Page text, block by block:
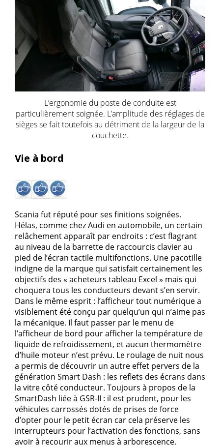
L’ergonomie du poste de conduite est
particulièrement soignée. L’amplitude des réglages de
sièges se fait toutefois au détriment de la largeur de la
couchette.
Vie à bord
Scania fut réputé pour ses finitions soignées.
Hélas, comme chez Audi en automobile, un certain
relâchement apparaît par endroits : c’est flagrant
au niveau de la barrette de raccourcis clavier au
pied de l’écran tactile multifonctions. Une pacotille
indigne de la marque qui satisfait certainement les
objectifs des « acheteurs tableau Excel » mais qui
choquera tous les conducteurs devant s’en servir.
Dans le même esprit : l’afficheur tout numérique a
visiblement été conçu par quelqu’un qui n’aime pas
la mécanique. Il faut passer par le menu de
l’afficheur de bord pour afficher la température de
liquide de refroidissement, et aucun thermomètre
d’huile moteur n’est prévu. Le roulage de nuit nous
a permis de découvrir un autre effet pervers de la
génération Smart Dash : les reflets des écrans dans
la vitre côté conducteur. Toujours à propos de la
SmartDash liée à GSR-II : il est prudent, pour les
véhicules carrossés dotés de prises de force
d’opter pour le petit écran car cela préserve les
interrupteurs pour l’activation des fonctions, sans
avoir à recourir aux menus à arborescence.